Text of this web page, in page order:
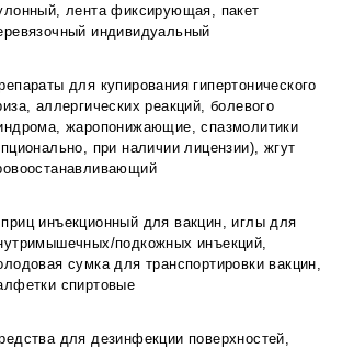
лента фиксирующая, пакет
индивидуальный
для купирования гипертонического
аллергических реакций, болевого
жаропонижающие, спазмолитики
при наличии лицензии), жгут
инъекционный для вакцин, иглы для
подкожных инъекций,
сумка для транспортировки вакцин,
спиртовые
для дезинфекции поверхностей,